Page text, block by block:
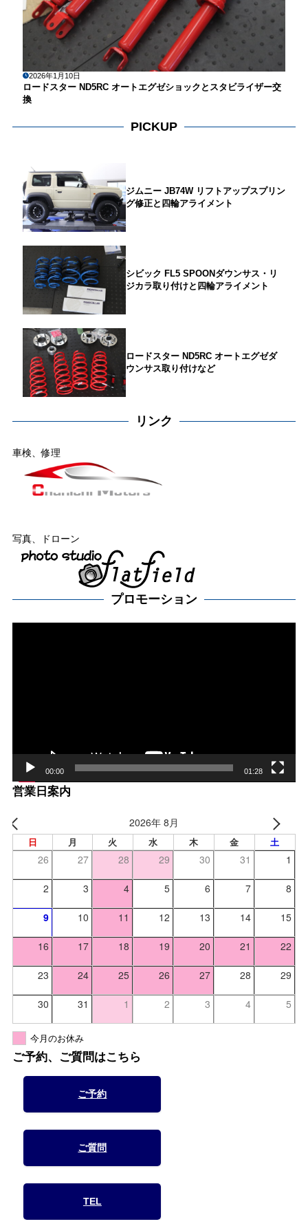
2026年1月10日
ロードスター ND5RC オートエグゼショックとスタビライザー交
換
PICKUP
ジムニー JB74W リフトアップスプリン
グ修正と四輪アライメント
シビック FL5 SPOONダウンサス・リ
ジカラ取り付けと四輪アライメント
ロードスター ND5RC オートエグゼダ
ウンサス取り付けなど
リンク
車検、修理
写真、ドローン
プロモーション
00:00 01:28
営業日案内
2026年 8月
日 月 火 水 木 金 土
26 27 28 29 30 31 1
2 3 4 5 6 7 8
9 10 11 12 13 14 15
16 17 18 19 20 21 22
23 24 25 26 27 28 29
30 31 1 2 3 4 5
今月のお休み
ご予約、ご質問はこちら
ご予約
ご質問
TEL